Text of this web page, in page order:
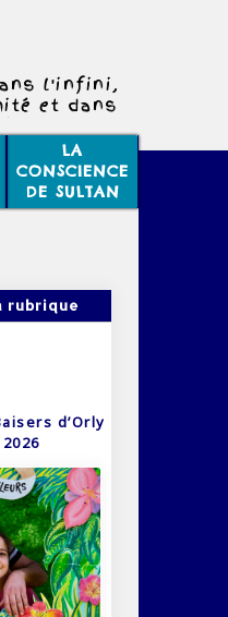
l'infini,
et dans
LA
CONSCIENCE
DE SULTAN
rubrique
d’Orly